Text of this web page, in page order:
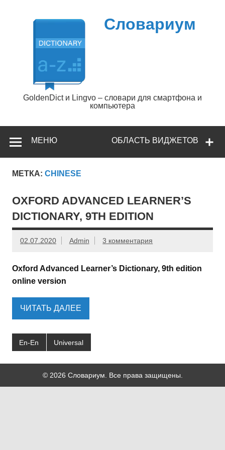
содержимому
Словариум
GoldenDict и Lingvo – словари для смартфона и
компьютера
ОБЛАСТЬ ВИДЖЕТОВ
МЕНЮ
МЕТКА: CHINESE
OXFORD ADVANCED LEARNER’S
DICTIONARY, 9TH EDITION
02.07.2020 Admin 3 комментария
Oxford Advanced Learner’s Dictionary, 9th edition
online version
ЧИТАТЬ ДАЛЕЕ
En-En Universal
© 2026 Словариум. Все права защищены.